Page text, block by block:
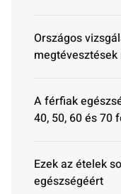
Országos
A férfiak
40, 50, 60 és 70
Ezek az ételek
egészségéért